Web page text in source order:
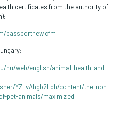
certificates from the authority of
passportnew.cfm
hu/web/english/animal-health-and-
YZLvAhgb2Ldh/content/the-non-
pet-animals/maximized